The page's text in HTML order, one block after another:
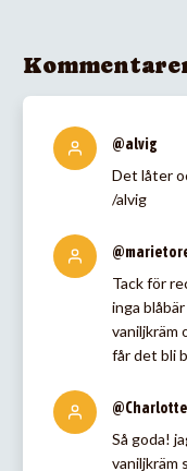
@alvig
Det låter
/alvig
Tack för
inga
vaniljkräm
får det bli
Så goda!
vaniljkräm